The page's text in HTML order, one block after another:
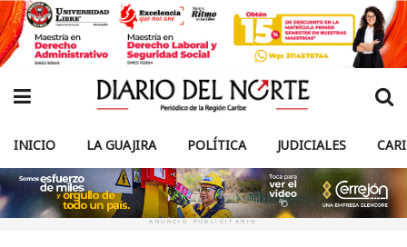
INICIO LA GUAJIRA POLÍTICA JUDICIALES
ANUNCIO PUBLICITARIO